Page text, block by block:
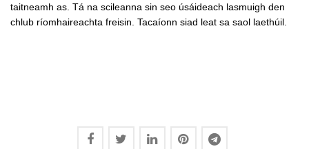
taitneamh as. Tá na scileanna sin seo úsáideach lasmuigh den
chlub ríomhaireachta freisin. Tacaíonn siad leat sa saol laethúil.